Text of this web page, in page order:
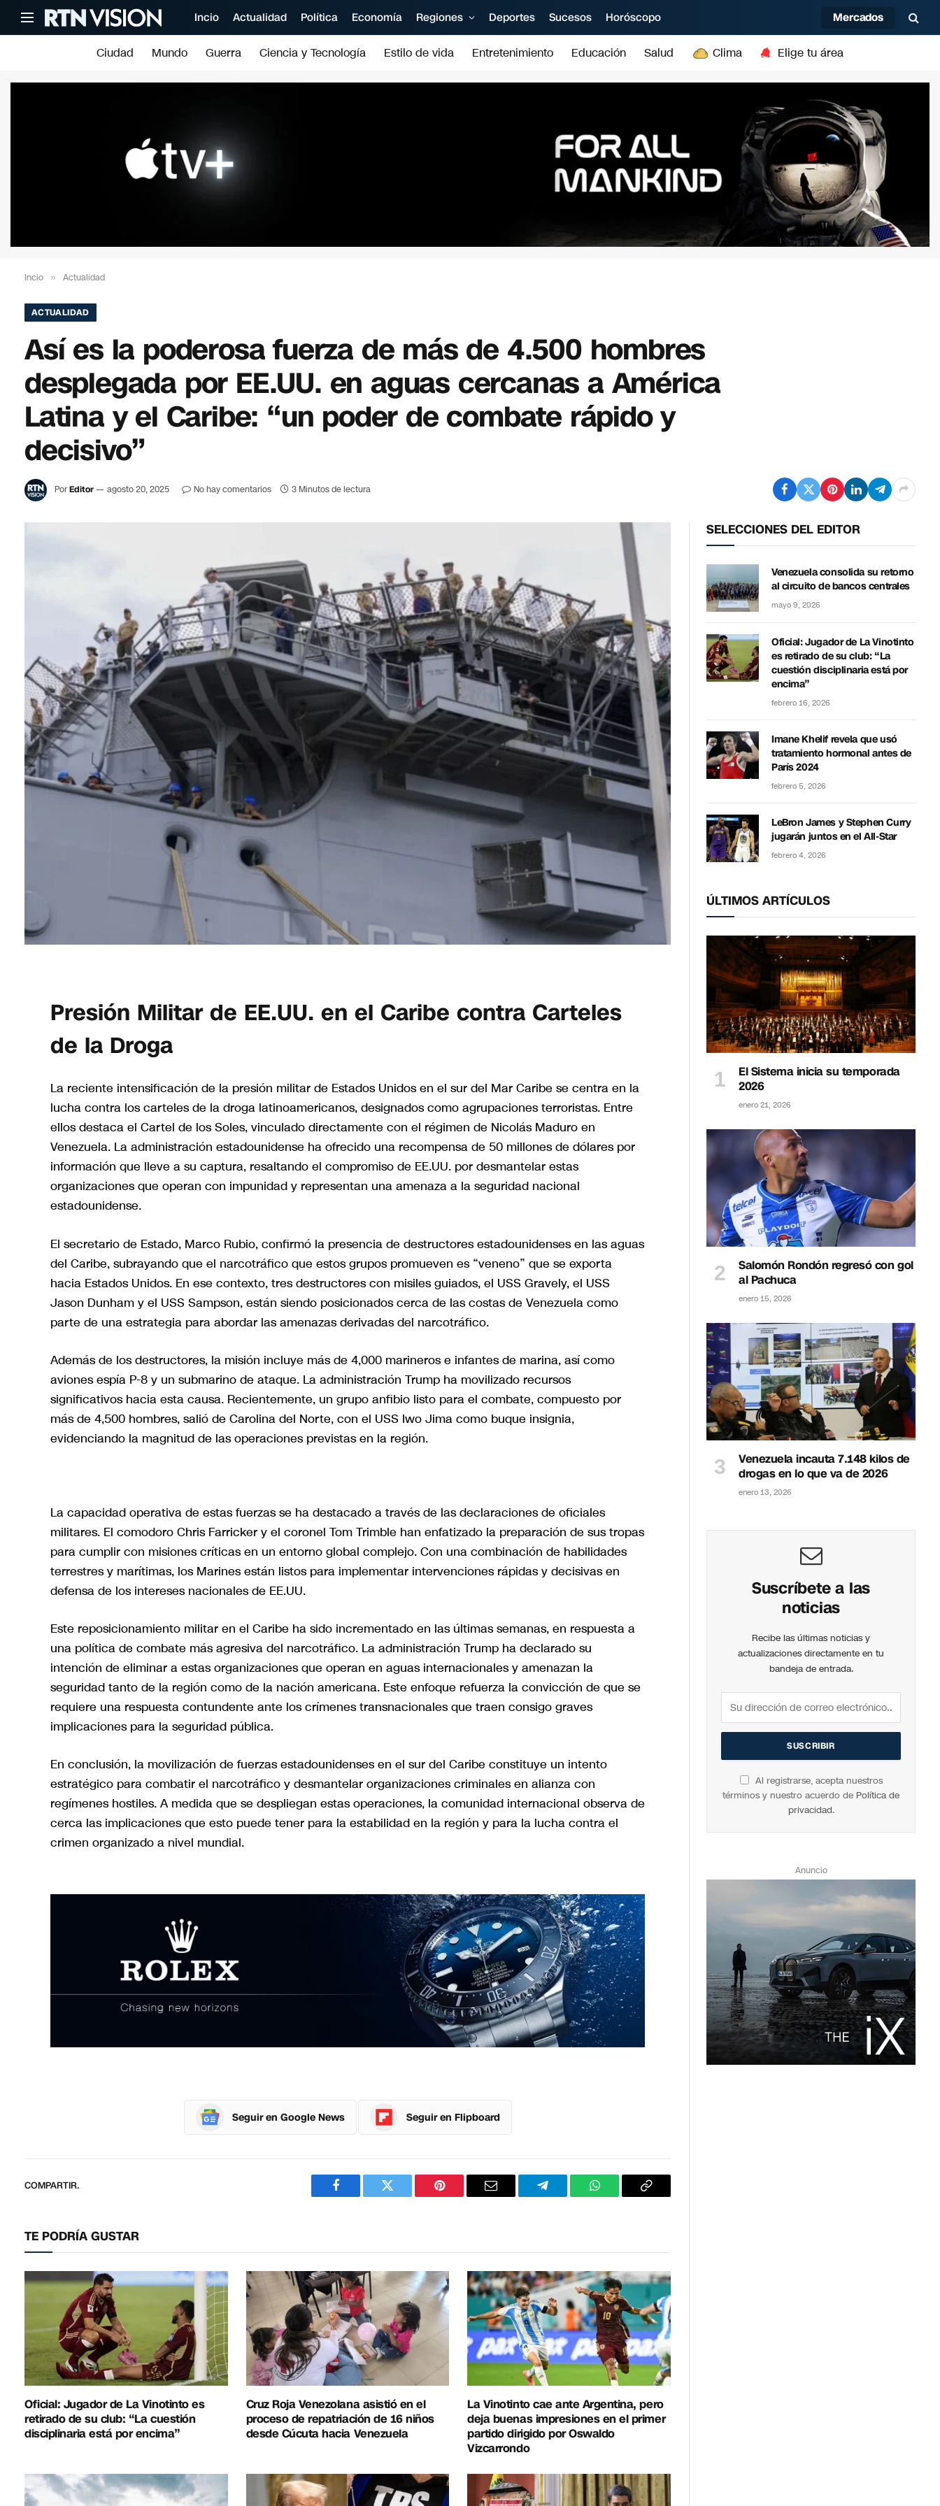
Incio Actualidad Política Economía Regiones Deportes Sucesos Horóscopo Mercados
Ciudad Mundo Guerra Ciencia y Tecnología Estilo de vida Entretenimiento Educación Salud Clima Elige tu área
Incio » Actualidad
ACTUALIDAD
Así es la poderosa fuerza de más de 4.500 hombres
desplegada por EE.UU. en aguas cercanas a América
Latina y el Caribe: “un poder de combate rápido y
decisivo”
PorEditor agosto 20, 2025 No hay comentarios 3 Minutos de lectura
Presión Militar de EE.UU. en el Caribe contra Carteles
de la Droga
La reciente intensificación de la presión militar de Estados Unidos en el sur del Mar Caribe se centra en la
lucha contra los carteles de la droga latinoamericanos, designados como agrupaciones terroristas. Entre
ellos destaca el Cartel de los Soles, vinculado directamente con el régimen de Nicolás Maduro en
Venezuela. La administración estadounidense ha ofrecido una recompensa de 50 millones de dólares por
información que lleve a su captura, resaltando el compromiso de EE.UU. por desmantelar estas
organizaciones que operan con impunidad y representan una amenaza a la seguridad nacional
estadounidense.
El secretario de Estado, Marco Rubio, confirmó la presencia de destructores estadounidenses en las aguas
del Caribe, subrayando que el narcotráfico que estos grupos promueven es “veneno” que se exporta
hacia Estados Unidos. En ese contexto, tres destructores con misiles guiados, el USS Gravely, el USS
Jason Dunham y el USS Sampson, están siendo posicionados cerca de las costas de Venezuela como
parte de una estrategia para abordar las amenazas derivadas del narcotráfico.
Además de los destructores, la misión incluye más de 4,000 marineros e infantes de marina, así como
aviones espía P-8 y un submarino de ataque. La administración Trump ha movilizado recursos
significativos hacia esta causa. Recientemente, un grupo anfibio listo para el combate, compuesto por
más de 4,500 hombres, salió de Carolina del Norte, con el USS Iwo Jima como buque insignia,
evidenciando la magnitud de las operaciones previstas en la región.
La capacidad operativa de estas fuerzas se ha destacado a través de las declaraciones de oficiales
militares. El comodoro Chris Farricker y el coronel Tom Trimble han enfatizado la preparación de sus tropas
para cumplir con misiones críticas en un entorno global complejo. Con una combinación de habilidades
terrestres y marítimas, los Marines están listos para implementar intervenciones rápidas y decisivas en
defensa de los intereses nacionales de EE.UU.
Este reposicionamiento militar en el Caribe ha sido incrementado en las últimas semanas, en respuesta a
una política de combate más agresiva del narcotráfico. La administración Trump ha declarado su
intención de eliminar a estas organizaciones que operan en aguas internacionales y amenazan la
seguridad tanto de la región como de la nación americana. Este enfoque refuerza la convicción de que se
requiere una respuesta contundente ante los crímenes transnacionales que traen consigo graves
implicaciones para la seguridad pública.
En conclusión, la movilización de fuerzas estadounidenses en el sur del Caribe constituye un intento
estratégico para combatir el narcotráfico y desmantelar organizaciones criminales en alianza con
regímenes hostiles. A medida que se despliegan estas operaciones, la comunidad internacional observa de
cerca las implicaciones que esto puede tener para la estabilidad en la región y para la lucha contra el
crimen organizado a nivel mundial.
Seguir en Google News Seguir en Flipboard
COMPARTIR.
FacebookTwitter PinterestCorreo
TelegramWhatsAppCopiar
TE PODRÍA GUSTAR
Oficial: Jugador de La Vinotinto es
retirado de su club: “La cuestión
disciplinaria está por encima”
Cruz Roja Venezolana asistió en el
proceso de repatriación de 16 niños
desde Cúcuta hacia Venezuela
La Vinotinto cae ante Argentina, pero
deja buenas impresiones en el primer
partido dirigido por Oswaldo
Vizcarrondo
SELECCIONES DEL EDITOR
Venezuela consolida su retorno
al circuito de bancos centrales
mayo 9, 2026
Oficial: Jugador de La Vinotinto
es retirado de su club: “La
cuestión disciplinaria está por
encima”
febrero 16, 2026
Imane Khelif revela que usó
tratamiento hormonal antes de
París 2024
febrero 5, 2026
LeBron James y Stephen Curry
jugarán juntos en el All-Star
febrero 4, 2026
ÚLTIMOS ARTÍCULOS
El Sistema inicia su temporada
2026
enero 21, 2026
Salomón Rondón regresó con gol
al Pachuca
enero 15, 2026
Venezuela incauta 7.148 kilos de
drogas en lo que va de 2026
enero 13, 2026
Suscríbete a las
noticias
Recibe las últimas noticias y
actualizaciones directamente en tu
bandeja de entrada.
Al registrarse, acepta nuestros
términos y nuestro acuerdo de Política de
privacidad.
Anuncio